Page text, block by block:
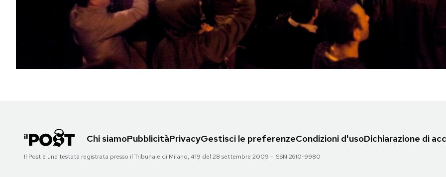
NEWSLETTER
I MIEI PREFERITI
AREA PERSONALE
Area Personale
Chi siamoPubblicitàPrivacyGestisci le preferenzeCondizioni d'usoDichiarazione di
Il Post è una testata registrata presso il Tribunale di Milano, 419 del 28 settembre 2009 - ISSN 2610-9980